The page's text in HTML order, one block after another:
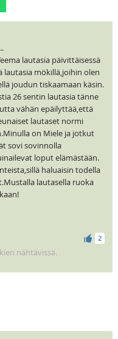
lautasia päivittäisessä
lautasia mökillä,joihin olen
joudun tiskaamaan käsin.
26 sentin lautasia tänne
vähän epäilyttää,että
lautaset normi
on Miele ja jotkut
sovi sovinnolla
loput elämästään.
haluaisin todella
lautasella ruoka
2
nähtävissä.